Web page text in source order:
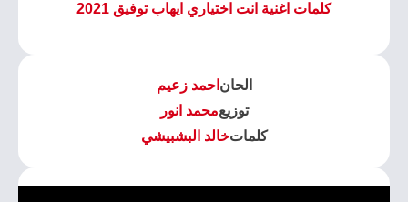
كلمات اغنية انت اختياري ايهاب توفيق 2021
الحان احمد زعيم
توزيعمحمد انور
كلماتخالد البشبيشي